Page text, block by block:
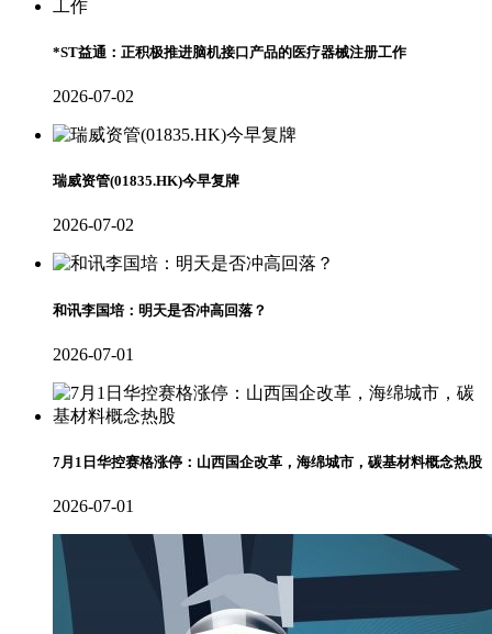
*ST益通：正积极推进脑机接口产品的医疗器械注册工作
2026-07-02
瑞威资管(01835.HK)今早复牌
2026-07-02
和讯李国培：明天是否冲高回落？
2026-07-01
7月1日华控赛格涨停：山西国企改革，海绵城市，碳基材料概念热股
2026-07-01